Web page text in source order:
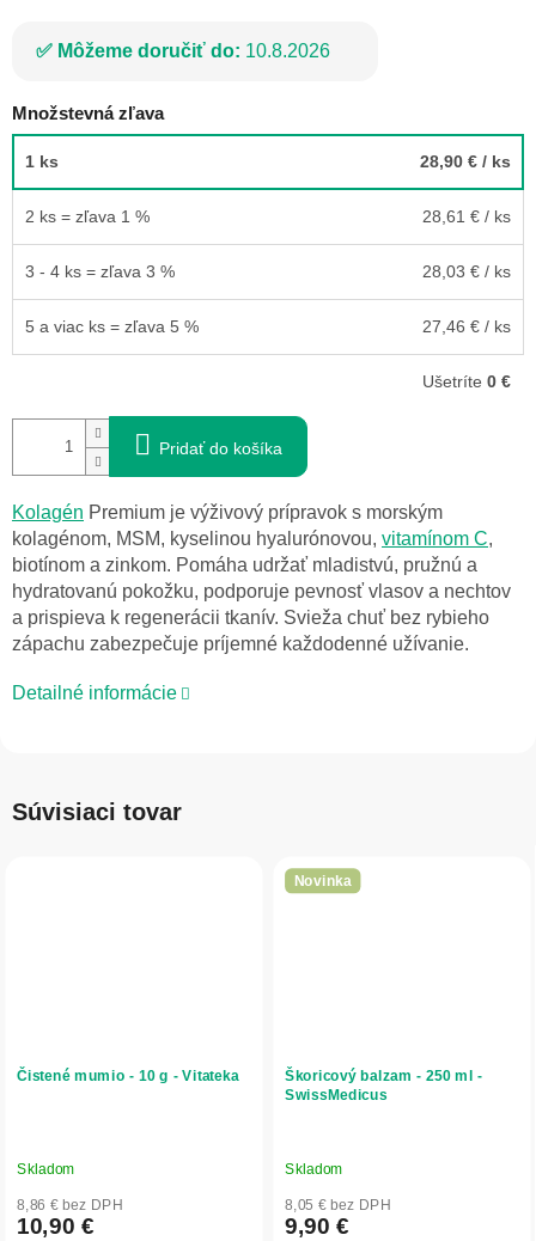
Môžeme doručiť do: 10.8.2026
Množstevná zľava
1 ks 28,90 € / ks
2 ks = zľava 1 % 28,61 € / ks
3 - 4 ks = zľava 3 % 28,03 € / ks
5 a viac ks = zľava 5 % 27,46 € / ks
Ušetríte 0 €
Pridať do košíka
Kolagén Premium je výživový prípravok s morským
kolagénom, MSM, kyselinou hyalurónovou, vitamínom C,
biotínom a zinkom. Pomáha udržať mladistvú, pružnú a
hydratovanú pokožku, podporuje pevnosť vlasov a nechtov
a prispieva k regenerácii tkanív. Svieža chuť bez rybieho
zápachu zabezpečuje príjemné každodenné užívanie.
Detailné informácie
Súvisiaci tovar
Čistené mumio - 10 g - Vitateka
Skladom
8,86 € bez DPH
10,90 €
Novinka
Škoricový balzam - 250 ml -
SwissMedicus
Skladom
8,05 € bez DPH
9,90 €